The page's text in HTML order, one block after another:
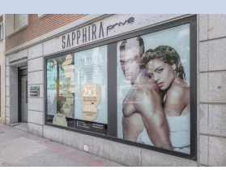
Skip
to
content